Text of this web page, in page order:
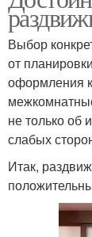
Выбор
от
оформления
не только об
слабых
Итак,